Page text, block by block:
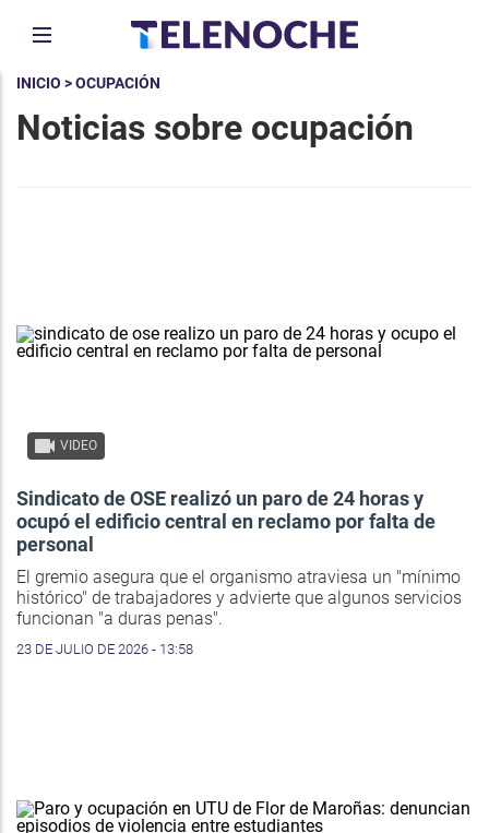
INICIO > OCUPACIÓN
Noticias sobre ocupación
VIDEO
Sindicato de OSE realizó un paro de 24 horas y
ocupó el edificio central en reclamo por falta de
personal
El gremio asegura que el organismo atraviesa un "mínimo
histórico" de trabajadores y advierte que algunos servicios
funcionan "a duras penas".
23 DE JULIO DE 2026 - 13:58